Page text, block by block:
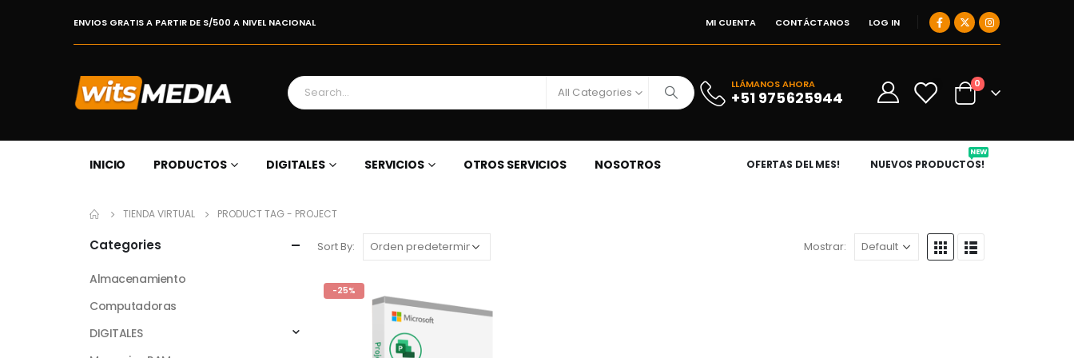
ENVIOS GRATIS A PARTIR DE S/500 A NIVEL NACIONAL MI CUENTA CONTÁCTANOS LOG IN
All Categories
LLÁMANOS AHORA
+51 975625944
0 0
INICIO PRODUCTOS DIGITALES SERVICIOS OTROS SERVICIOS NOSOTROS OFERTAS DEL MES! NUEVOS PRODUCTOS!
NEW
TIENDA VIRTUAL PRODUCT TAG - PROJECT
Sort By: Mostrar:
-25%
Categories
Almacenamiento
Computadoras
DIGITALES